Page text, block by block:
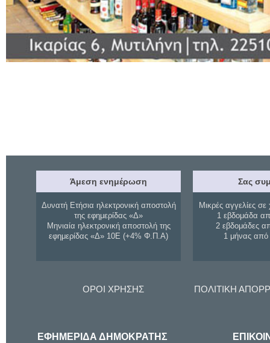
Άμεση ενημέρωση
Δυνατή Ετήσια ηλεκτρονική αποστολή
της εφημερίδας «Δ»
Μηνιαία ηλεκτρονική αποστολή της
εφημερίδας «Δ» 10Ε (+4% Φ.Π.Α)
Σας
Μικρές αγγελίες σε
1 εβδομάδα
2 εβδομάδες
1 μήνας
ΟΡΟΙ ΧΡΗΣΗΣ ΠΟΛΙΤΙΚΗ
ΕΦΗΜΕΡΙΔΑ ΔΗΜΟΚΡΑΤΗΣ